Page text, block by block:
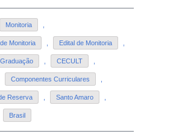
Monitoria
Monitoria Edital de Monitoria
CECULT
Componentes Curriculares
Reserva Santo Amaro
Brasil